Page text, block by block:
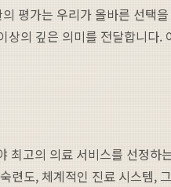
평가는 우리가 올바른 선택
의 깊은 의미를 전달합니
최고의 의료 서비스를 선정하
도, 체계적인 진료 시스템,